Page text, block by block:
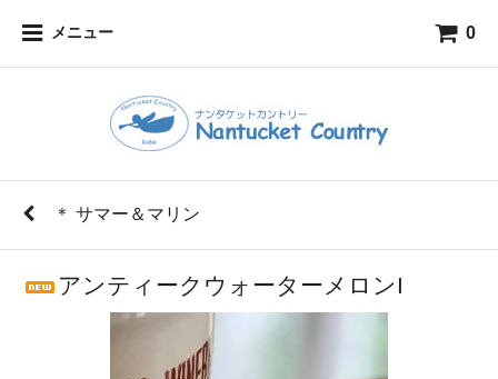
メニュー 0
＊ サマー＆マリン
アンティークウォーターメロンI